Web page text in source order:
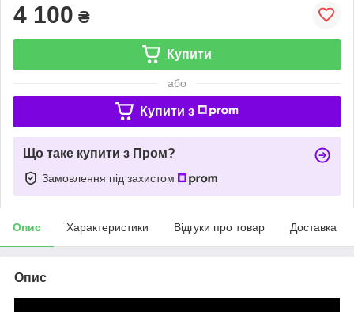
4 100 ₴
Купити
або
Купити з
Що таке купити з Пром?
Замовлення під захистом
Опис Характеристики Відгуки про товар Доставка
Опис